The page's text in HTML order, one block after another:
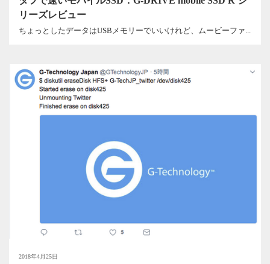
リーズレビュー
ちょっとしたデータはUSBメモリーでいいけれど、ムービーファ...
2018年4月25日